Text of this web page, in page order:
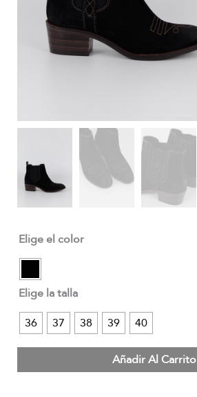
Elige el color
Elige la talla
36
37 38 39 40
Añadir Al Carrito